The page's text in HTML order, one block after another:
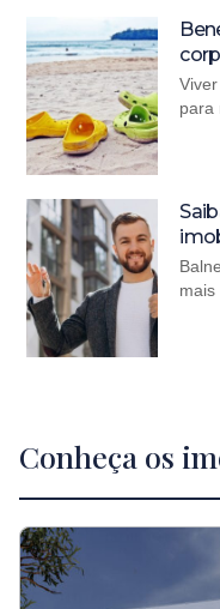
para
Conheça os